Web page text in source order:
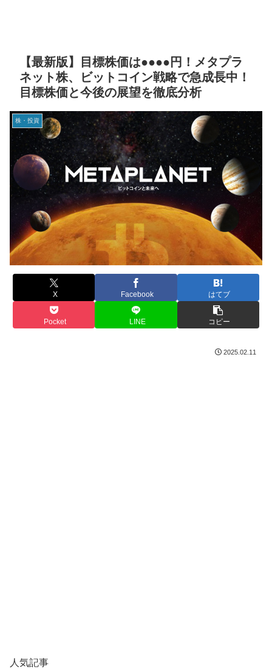
【最新版】目標株価は●●●●円！メタプラ
ネット株、ビットコイン戦略で急成長中！
目標株価と今後の展望を徹底分析
株・投資
X Facebook はてブ
Pocket LINE コピー
2025.02.11
人気記事